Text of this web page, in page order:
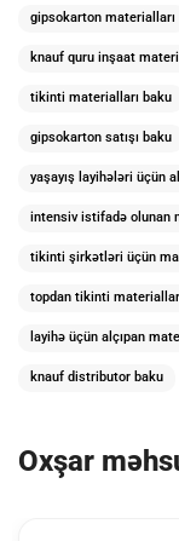
gipsokarton materialları
knauf quru inşaat
tikinti materialları baku
gipsokarton satışı baku
yaşayış layihələri üçün
intensiv istifadə olunan
tikinti şirkətləri üçün
topdan tikinti
layihə üçün alçıpan
knauf distributor baku
Oxşar